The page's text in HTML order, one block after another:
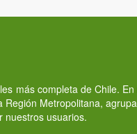
más completa de Chile. En
Metropolitana,
nuestros usuarios.